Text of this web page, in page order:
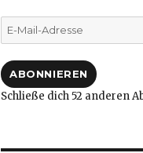
E-
Mail-
ABONNIEREN
Schließe dich 52 anderen